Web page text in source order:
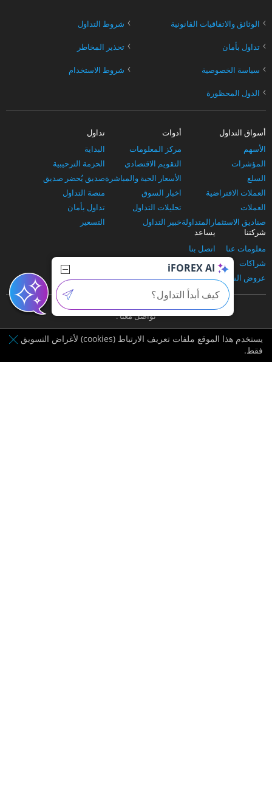
يستخدم هذا الموقع ملفات تعريف الارتباط (cookies) لأغراض التسويق
فقط.
› الوثائق والاتفاقيات القانونية › شروط التداول
› تداول بأمان › تحذير المخاطر
› سياسة الخصوصية › شروط الاستخدام
› الدول المحظورة
أسواق التداول
الأسهم
المؤشرات
السلع
العملات الافتراضية
العملات
صناديق الاستثمارالمتداولة
أدوات
مركز المعلومات
التقويم الاقتصادي
الأسعار الحية والمباشرة
اخبار السوق
تحليلات التداول
خبير التداول
تداول
البداية
الحزمة الترحيبية
صديق يُحضر صديق
منصة التداول
تداول بأمان
التسعير
شركتنا
معلومات عنا
شراكات
عروض الشركاء
يساعد
اتصل بنا
الدعم والأسئلة الشائعة
وسائل الإدياع
تواصل معنا :
iFOREX AI